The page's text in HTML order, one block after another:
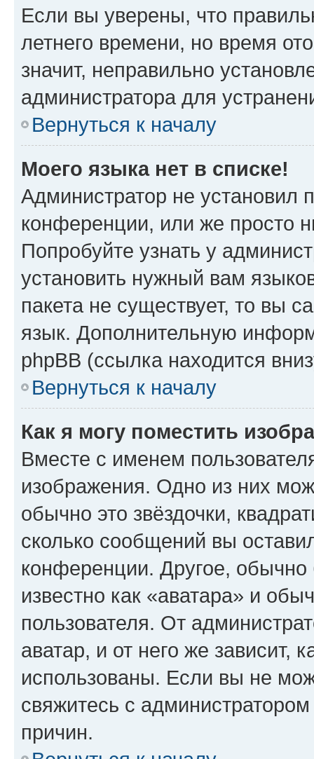
Если вы уверены, что
летнего времени, но время
значит, неправильно
администратора для
Вернуться к началу
Моего языка нет в списке!
Администратор не установил
конференции, или же просто
Попробуйте узнать у
установить нужный вам
пакета не существует, то вы
язык. Дополнительную
phpBB (ссылка находится
Вернуться к началу
Как я могу поместить
Вместе с именем
изображения. Одно из них
обычно это звёздочки,
сколько сообщений вы
конференции. Другое,
известно как «аватара» и
пользователя. От
аватар, и от него же зависит,
использованы. Если вы не
свяжитесь с
причин.